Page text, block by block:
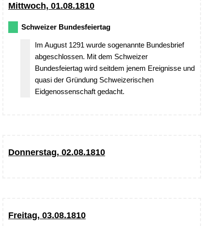
Mittwoch, 01.08.1810
Schweizer Bundesfeiertag
Im August 1291 wurde sogenannte Bundesbrief
abgeschlossen. Mit dem Schweizer
Bundesfeiertag wird seitdem jenem Ereignisse und
quasi der Gründung Schweizerischen
Eidgenossenschaft gedacht.
Donnerstag, 02.08.1810
Freitag, 03.08.1810